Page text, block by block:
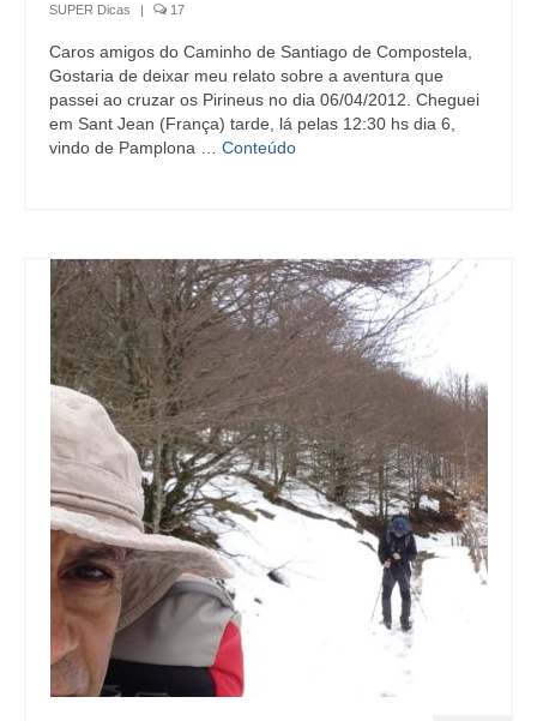
SUPER Dicas
| 17
Caros amigos do Caminho de Santiago de Compostela,
Gostaria de deixar meu relato sobre a aventura que
passei ao cruzar os Pirineus no dia 06/04/2012. Cheguei
em Sant Jean (França) tarde, lá pelas 12:30 hs dia 6,
vindo de Pamplona … Conteúdo